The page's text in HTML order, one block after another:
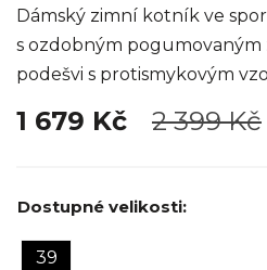
Dámský zimní kotník ve
s ozdobným pogumovaným
podešvi s protismykovým
1 679 Kč 2 399 Kč
Dostupné velikosti:
39